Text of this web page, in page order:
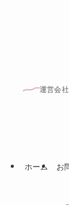
運営会
ホーム お